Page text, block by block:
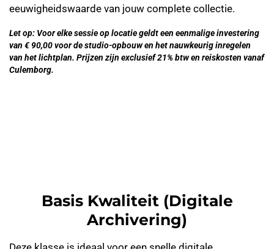
eeuwigheidswaarde van jouw complete collectie.
Let op: Voor elke sessie op locatie geldt een eenmalige investering
van € 90,00 voor de studio-opbouw en het nauwkeurig inregelen
van het lichtplan. Prijzen zijn exclusief 21% btw en reiskosten vanaf
Culemborg.
Basis Kwaliteit (Digitale
Archivering)